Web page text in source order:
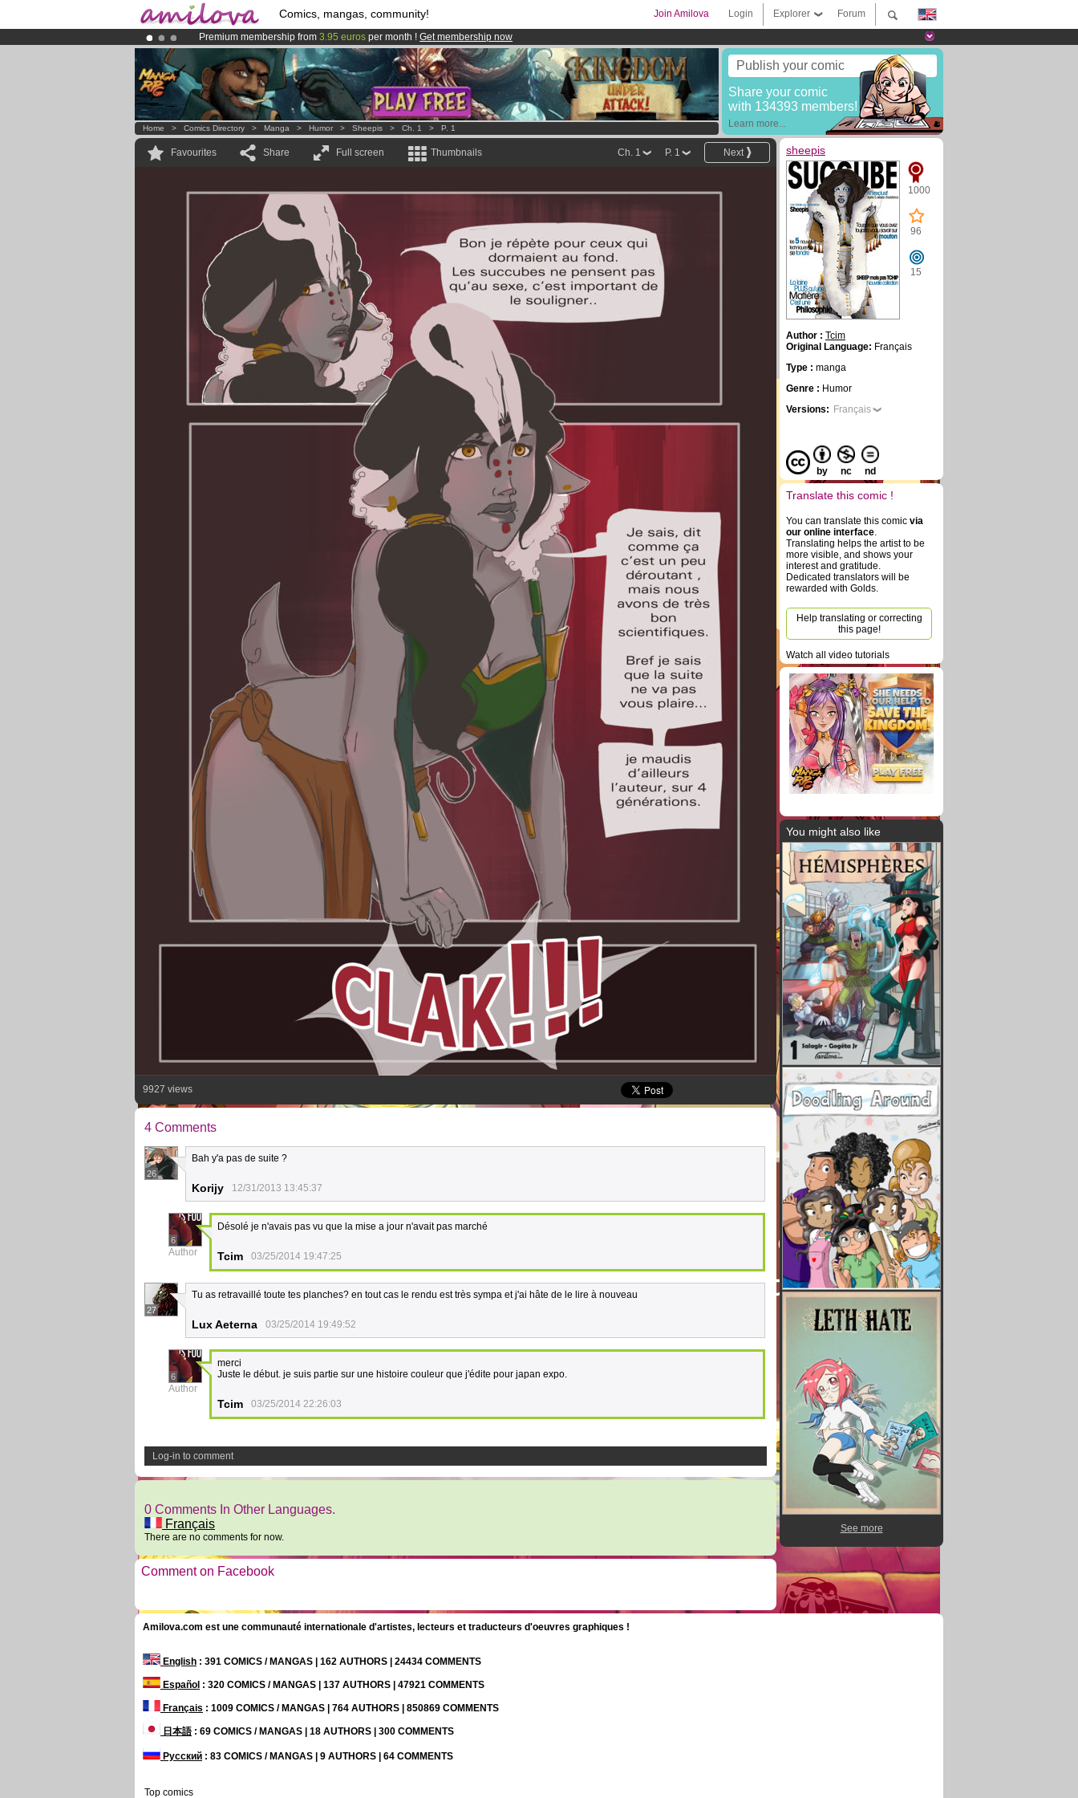
Comics, mangas, community! Forum
Explorer
Login
Join Amilova
Premium membership from 3.95 euros per month ! Get membership now
AmilovaKickstarter is now LIVE!.
Already 100000membersand 1000 comics & mangas!.
Publish your comic
Share your comic
with 134393 members!
Learn more...
Home > Comics Directory > Manga > Humor > Sheepis > Ch. 1 > P. 1
Favourites Share Full screen Thumbnails Next
P. 1
Ch. 1
9927 views
4 Comments
26
Bah y'a pas de suite ?
Korijy 12/31/2013 13:45:37
6
Author
Désolé je n'avais pas vu que la mise a jour n'avait pas marché
Tcim 03/25/2014 19:47:25
27
Tu as retravaillé toute tes planches? en tout cas le rendu est très sympa et j'ai hâte de le lire à nouveau
Lux Aeterna 03/25/2014 19:49:52
6
Author
merci
Juste le début. je suis partie sur une histoire couleur que j'édite pour japan expo.
Tcim 03/25/2014 22:26:03
Log-in to comment
0 Comments In Other Languages.
Français
There are no comments for now.
Comment on Facebook
sheepis
1000
96
15
Author : Tcim
Original Language: Français
Type : manga
Genre : Humor
Versions: Français
by nc nd
Translate this comic !
You can translate this comic via
our online interface.
Translating helps the artist to be
more visible, and shows your
interest and gratitude.
Dedicated translators will be
rewarded with Golds.
Help translating or correcting
this page!
Watch all video tutorials
You might also like
See more
Amilova.com est une communauté internationale d'artistes, lecteurs et traducteurs d'oeuvres graphiques !
English : 391 COMICS / MANGAS | 162 AUTHORS | 24434 COMMENTS
Español : 320 COMICS / MANGAS | 137 AUTHORS | 47921 COMMENTS
Français : 1009 COMICS / MANGAS | 764 AUTHORS | 850869 COMMENTS
日本語: 69 COMICS / MANGAS | 18 AUTHORS | 300 COMMENTS
Русский : 83 COMICS / MANGAS | 9 AUTHORS | 64 COMMENTS
Top comics